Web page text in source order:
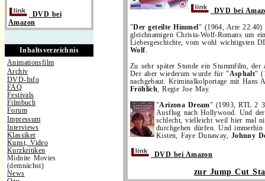
DVD bei
Amazon
Inhaltsverzeichnis
Animationsfilm
Archiv
DVD-Info
FAQ
Festivals
Filmbuch
Forum
Impressum
Interviews
Klassiker
Kunst, Video
Kurzkritiken
Midnite Movies
(demnächst)
News
DVD bei
"Der geteilte Himmel" (1964, Arte 22.40)
gleichnamigen Christa-Wolf-Romans um
Liebesgeschichte, vom wohl wichtigsten
Wolf.
Zu sehr später Stunde ein Stummfilm, der
Der aber wiederum wurde für "Asphalt"
nachgebaut. Kriminalkolportage mit Hans
Fröhlich, Regie Joe May.
"Arizona Dream" (1993, RTL 2
Ausflug nach Hollywood. Und
schlecht, vielleicht weil hier mal
durchgehen dürfen. Und
Kisten, Faye Dunaway, Johnny
DVD bei Amazon
zur Jump Cut